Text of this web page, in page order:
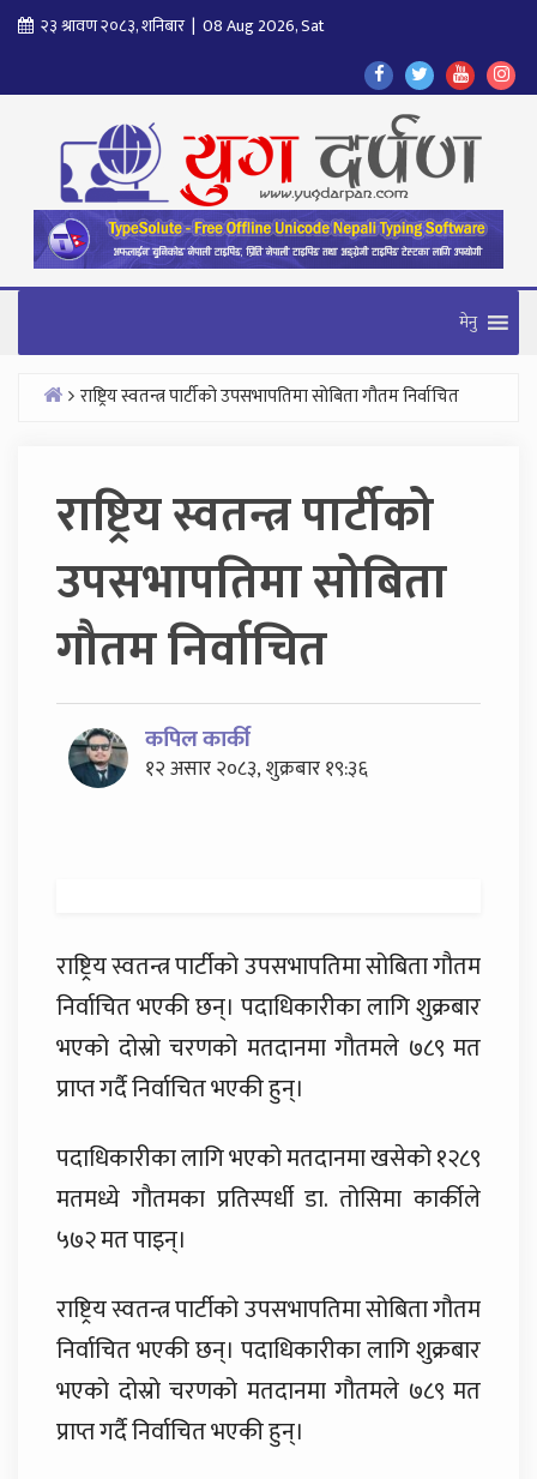
Skip २३ श्रावण २०८३, शनिबार | 08 Aug 2026, Sat
Find
Us
On
Facebook
Find
Us
On
Twitter
Find
Us
On
Youtube
Us
मेनु
राष्ट्रिय स्वतन्त्र पार्टीको उपसभापतिमा सोबिता गौतम निर्वाचित
राष्ट्रिय स्वतन्त्र पार्टीको
उपसभापतिमा सोबिता
गौतम निर्वाचित
कपिल कार्की
१२ असार २०८३, शुक्रबार १९:३६
राष्ट्रिय स्वतन्त्र पार्टीको उपसभापतिमा सोबिता गौतम
निर्वाचित भएकी छन्। पदाधिकारीका लागि शुक्रबार
भएको दोस्रो चरणको मतदानमा गौतमले ७८९ मत
प्राप्त गर्दै निर्वाचित भएकी हुन्।
पदाधिकारीका लागि भएको मतदानमा खसेको १२८९
मतमध्ये गौतमका प्रतिस्पर्धी डा. तोसिमा कार्कीले
५७२ मत पाइन्।
राष्ट्रिय स्वतन्त्र पार्टीको उपसभापतिमा सोबिता गौतम
निर्वाचित भएकी छन्। पदाधिकारीका लागि शुक्रबार
भएको दोस्रो चरणको मतदानमा गौतमले ७८९ मत
प्राप्त गर्दै निर्वाचित भएकी हुन्।